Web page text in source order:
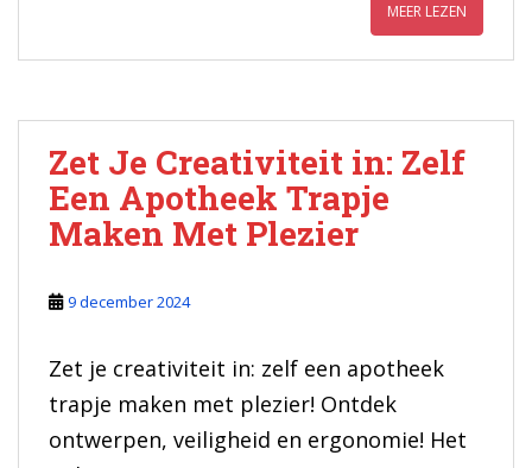
MEER LEZEN
Zet Je Creativiteit in: Zelf
Een Apotheek Trapje
Maken Met Plezier
9 december 2024
Zet je creativiteit in: zelf een apotheek
trapje maken met plezier! Ontdek
ontwerpen, veiligheid en ergonomie! Het